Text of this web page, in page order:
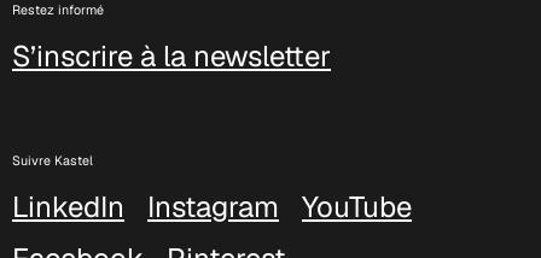
Restez informé
S’inscrire à la newsletter
Suivre Kastel
LinkedIn Instagram
YouTube